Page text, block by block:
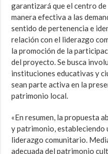
garantizará que el centro
manera efectiva a las
sentido de pertenencia e
relación con el liderazgo
la promoción de la
del proyecto. Se busca
instituciones educativas y
sean parte activa en la
patrimonio local.
«En resumen, la propuesta
y patrimonio, estableciendo
liderazgo comunitario.
adecuada del patrimonio